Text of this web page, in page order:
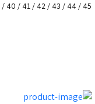
/ 40 / 41 / 42 / 43 / 44 / 45